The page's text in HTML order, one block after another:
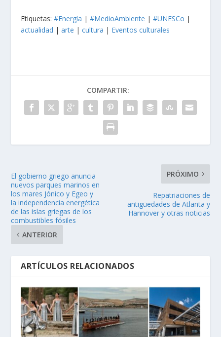
Etiquetas:#Energía |#MedioAmbiente |#UNESCo |
actualidad |arte |cultura | Eventos culturales
COMPARTIR:
El gobierno griego anuncia
nuevos parques marinos en
los mares Jónico y Egeo y
la independencia energética
de las islas griegas de los
combustibles fósiles
ANTERIOR
PRÓXIMO
Repatriaciones de
antigüedades de Atlanta y
Hannover y otras noticias
ARTÍCULOS RELACIONADOS